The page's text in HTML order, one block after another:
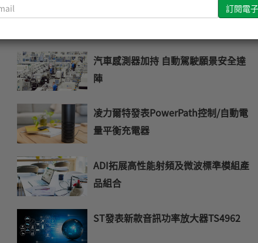
安華高提升850奈米VCSEL技術至
汽車感測器加持 自動駕駛願景安全達
陣
凌力爾特發表PowerPath控制/自動電
量平衡充電器
ADI拓展高性能射頻及微波標準模組產
品組合
ST發表新款音訊功率放大器TS4962
輸
您
的